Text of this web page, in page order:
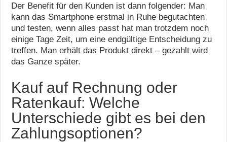
Der Benefit für den Kunden ist dann folgender: Man
kann das Smartphone erstmal in Ruhe begutachten
und testen, wenn alles passt hat man trotzdem noch
einige Tage Zeit, um eine endgültige Entscheidung zu
treffen. Man erhält das Produkt direkt – gezahlt wird
das Ganze später.
Kauf auf Rechnung oder
Ratenkauf: Welche
Unterschiede gibt es bei den
Zahlungsoptionen?